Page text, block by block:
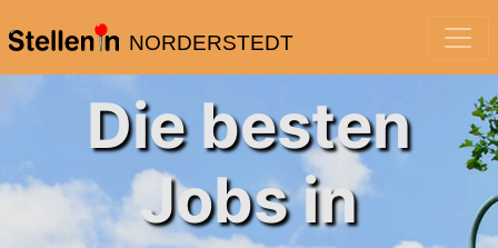
NORDERSTEDT
Die besten
Jobs in